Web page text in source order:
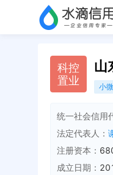
科控
置业
山
小
统一社会信用
法定代表人：
注册资本：
成立日期：